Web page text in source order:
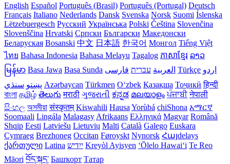
English Español Português (Brasil) Português (Portugal) Deutsch
Français Italiano Nederlands Dansk Svenska Norsk Suomi Íslenska
Lëtzebuergesch Русский Українська Polski Čeština Slovenčina
Slovenščina Hrvatski Српски Български Македонски
Беларуская Bosanski 中文 日本語 한국어 Монгол Tiếng Việt
ไทย Bahasa Indonesia Bahasa Melayu Tagalog ភាសាខ្មែរ ລາວ
မြန်မာ Basa Jawa Basa Sunda العربية עברית فارسی Türkçe اردو
پښتو سنڌي Azərbaycan Türkmen Oʻzbek Қазақша Тоҷикӣ हिन्दी
বাংলা தமிழ் తెలుగు मराठी ગુજરાતી ಕನ್ನಡ മലയാളം ਪੰਜਾਬੀ नेपाली
සිංහල অসমীয়া संस्कृतम् Kiswahili Hausa Yorùbá chiShona አማርኛ
Soomaali Lingála Malagasy Afrikaans Ελληνικά Magyar Română
Shqip Eesti Latviešu Lietuvių Malti Català Galego Euskara
Cymraeg Brezhoneg Occitan Føroyskt Nynorsk Հայdelays
ქართული Latina ייִדיש Kreyòl Ayisyen ʻŌlelo Hawaiʻi Te Reo
Māori བོད་སྐད་ Башҡорт Татар